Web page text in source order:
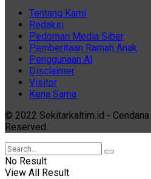
Tentang Kami
Redaksi
Pedoman Media Siber
Pemberitaan Ramah Anak
Penggunaan AI
Disclaimer
Visitor
Kerja Sama
© 2022 Sekitarkaltim.id -
Reserved.
No Result
View All Result